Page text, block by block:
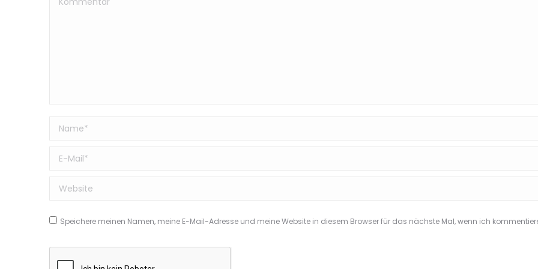
Name *
E-Mail *
Website
Speichere meinen Namen, meine E-Mail-Adresse und meine Website in diesem Browser für das nächste Mal, wenn ich